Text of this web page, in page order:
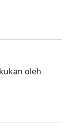
oleh